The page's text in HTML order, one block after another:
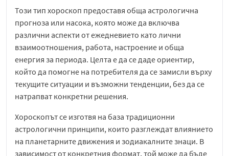
Този тип хороскоп предоставя обща астрологична
прогноза или насока, която може да включва
различни аспекти от ежедневието като лични
взаимоотношения, работа, настроение и обща
енергия за периода. Целта е да се даде ориентир,
който да помогне на потребителя да се замисли върху
текущите ситуации и възможни тенденции, без да се
натрапват конкретни решения.
Хороскопът се изготвя на база традиционни
астрологични принципи, които разглеждат влиянието
на планетарните движения и зодиакалните знаци. В
зависимост от конкретния формат, той може да бъде